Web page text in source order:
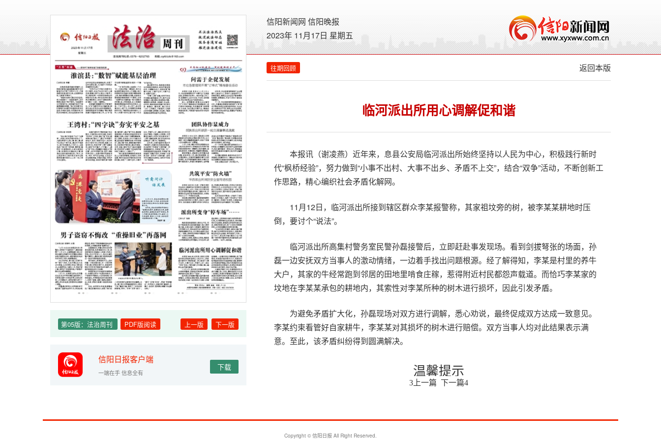
第05版：法治周刊 PDF版阅读 上一版 下一版
信阳日报客户端
一端在手 信息全有
下载
信阳新闻网 信阳晚报
2023年 11月17日 星期五
往期回顾 返回本版
临河派出所用心调解促和谐
本报讯（谢凌燕）近年来，息县公安局临河派出所始终坚持以人民为中心，积极践行新时
代“枫桥经验”，努力做到“小事不出村、大事不出乡、矛盾不上交”，结合“双争”活动，不断创新工
作思路，精心编织社会矛盾化解网。
11月12日，临河派出所接到辖区群众李某报警称，其家祖坟旁的树，被李某某耕地时压
倒，要讨个“说法”。
临河派出所高集村警务室民警孙磊接警后，立即赶赴事发现场。看到剑拔弩张的场面，孙
磊一边安抚双方当事人的激动情绪，一边着手找出问题根源。经了解得知，李某是村里的养牛
大户，其家的牛经常跑到邻居的田地里啃食庄稼，惹得附近村民都怨声载道。而恰巧李某家的
坟地在李某某承包的耕地内，其索性对李某所种的树木进行损坏，因此引发矛盾。
为避免矛盾扩大化，孙磊现场对双方进行调解，悉心劝说，最终促成双方达成一致意见。
李某约束看管好自家耕牛，李某某对其损坏的树木进行赔偿。双方当事人均对此结果表示满
意。至此，该矛盾纠纷得到圆满解决。
温馨提示
3上一篇 下一篇4
Copyright © 信阳日报 All Right Reserved.